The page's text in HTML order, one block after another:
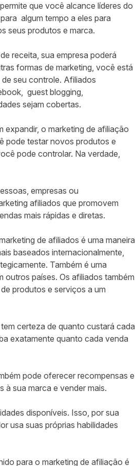
que você alcance líderes do
algum tempo a eles para
seus produtos e marca.
receita, sua empresa poderá
formas de marketing, você está
seu controle. Afiliados
guest blogging,
sejam cobertas.
o marketing de afiliação
pode testar novos produtos e
pode controlar. Na verdade,
empresas ou
afiliados que promovem
mais rápidas e diretas.
de afiliados é uma maneira
baseados internacionalmente,
Também é uma
outros países. Os afiliados também
produtos e serviços a um
certeza de quanto custará cada
exatamente quanto cada venda
pode oferecer recompensas e
à sua marca e vender mais.
disponíveis. Isso, por sua
usa suas próprias habilidades
para o marketing de afiliação é